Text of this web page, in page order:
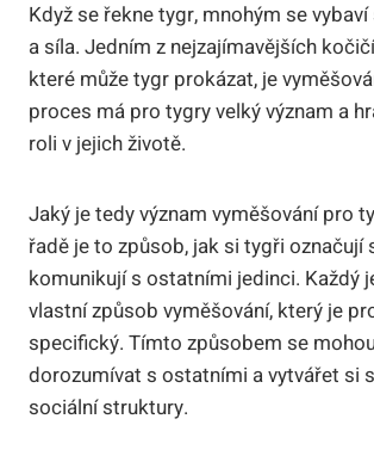
Když se řekne tygr, mnohým se
a síla. Jedním z nejzajímavějších
které může tygr prokázat, je
proces má pro tygry velký význam a
roli v jejich životě.
Jaký je tedy význam vyměšování pro
řadě je to způsob, jak si tygři označují
komunikují s ostatními jedinci. Každý
vlastní způsob vyměšování, který je
specifický. Tímto způsobem se
dorozumívat s ostatními a vytvářet si
sociální struktury.